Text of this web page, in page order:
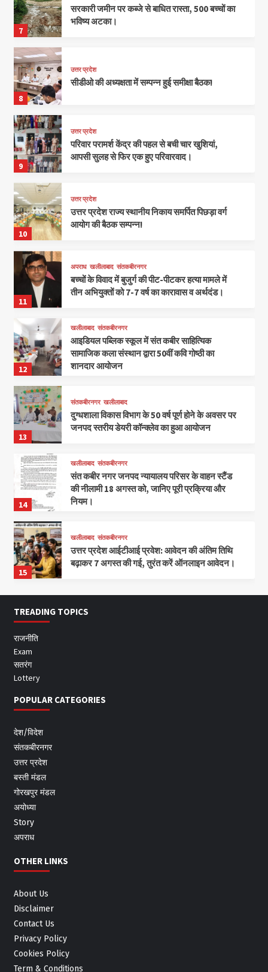
7
सरकारी जमीन पर कब्जे से बाधित रास्ता, 500 बच्चों का
भविष्य अटका।
8
उत्तर प्रदेश
सीडीओ की अध्यक्षता में सम्पन्न हुई समीक्षा बैठक!
9
उत्तर प्रदेश
परिवार परामर्श केंद्र की पहल से बची चार खुशियां,
आपसी सुलह से फिर एक हुए परिवारवाद।
10
उत्तर प्रदेश
उत्तर प्रदेश राज्य स्थानीय निकाय समर्पित पिछड़ा वर्ग
आयोग की बैठक सम्पन्न!
11
अपराध खलीलाबाद संतकबीरनगर
बच्चों के विवाद में बुजुर्ग की पीट-पीटकर हत्या मामले में
तीन अभियुक्तों को 7-7 वर्ष का कारावास व अर्थदंड।
12
खलीलाबाद संतकबीरनगर
आइडियल पब्लिक स्कूल में संत कबीर साहित्यिक
सामाजिक कला संस्थान द्वारा 50वीं कवि गोष्ठी का
शानदार आयोजन
13
संतकबीरनगर खलीलाबाद
दुग्धशाला विकास विभाग के 50 वर्ष पूर्ण होने के अवसर पर
जनपद स्तरीय डेयरी कॉन्क्लेव का हुआ आयोजन
14
खलीलाबाद संतकबीरनगर
संत कबीर नगर जनपद न्यायालय परिसर के वाहन स्टैंड
की नीलामी 18 अगस्त को, जानिए पूरी प्रक्रिया और
नियम।
15
खलीलाबाद संतकबीरनगर
उत्तर प्रदेश आईटीआई प्रवेश: आवेदन की अंतिम तिथि
बढ़ाकर 7 अगस्त की गई, तुरंत करें ऑनलाइन आवेदन।
TREADING TOPICS
राजनीति
Exam
सतरंग
Lottery
POPULAR CATEGORIES
देश/विदेश
संतकबीरनगर
उत्तर प्रदेश
बस्ती मंडल
गोरखपुर मंडल
अयोध्या
Story
अपराध
OTHER LINKS
About Us
Disclaimer
Contact Us
Privacy Policy
Cookies Policy
Term & Conditions